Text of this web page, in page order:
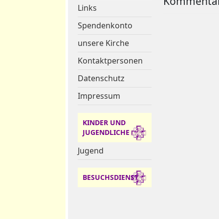
Links
Spendenkonto
unsere Kirche
Kontaktpersonen
Datenschutz
Impressum
KINDER UND
JUGENDLICHE
Jugend
BESUCHSDIENST